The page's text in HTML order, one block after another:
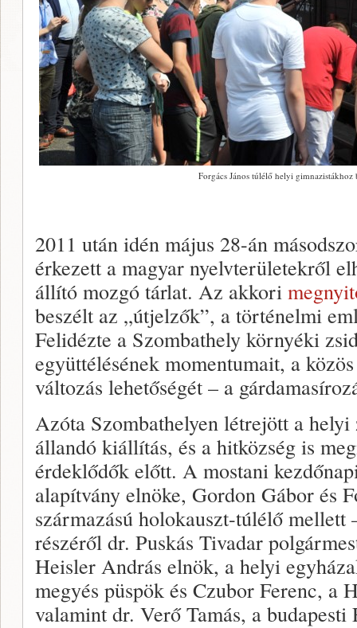
Forgács János túlélő helyi gimnazistákhoz
2011 után idén május 28-án
érkezett a magyar nyelvterületekről
állító mozgó tárlat. Az akkori
beszélt az „útjelzők”, a történelmi
Felidézte a Szombathely környéki
együttélésének momentumait, a
változás lehetőségét – a
Azóta Szombathelyen létrejött a helyi
állandó kiállítás, és a hitközség is
érdeklődők előtt. A mostani
alapítvány elnöke, Gordon Gábor és
származású holokauszt-túlélő mellett
részéről dr. Puskás Tivadar
Heisler András elnök, a helyi
megyés püspök és Czubor Ferenc, a
valamint dr. Verő Tamás, a